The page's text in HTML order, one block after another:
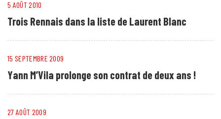
5 AOÛT 2010
Trois Rennais dans la liste de Laurent Blanc
15 SEPTEMBRE 2009
Yann M’Vila prolonge son contrat de deux ans !
27 AOÛT 2009